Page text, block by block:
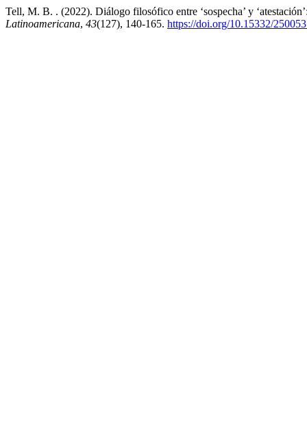
Tell, M. B. . (2022). Diálogo filosófico entre ‘sospecha’ y
Latinoamericana, 43(127), 140-165. https://doi.org/10.15332/